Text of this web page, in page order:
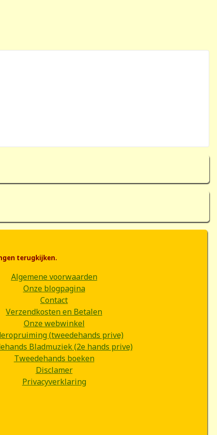
terugkijken.
Algemene voorwaarden
Onze blogpagina
Contact
Verzendkosten en Betalen
Onze webwinkel
(tweedehands prive)
Bladmuziek (2e hands prive)
Tweedehands boeken
Disclamer
Privacyverklaring